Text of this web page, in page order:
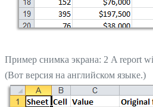
Пример снимка экрана: 2 A report
(Вот версия на английском языке.)